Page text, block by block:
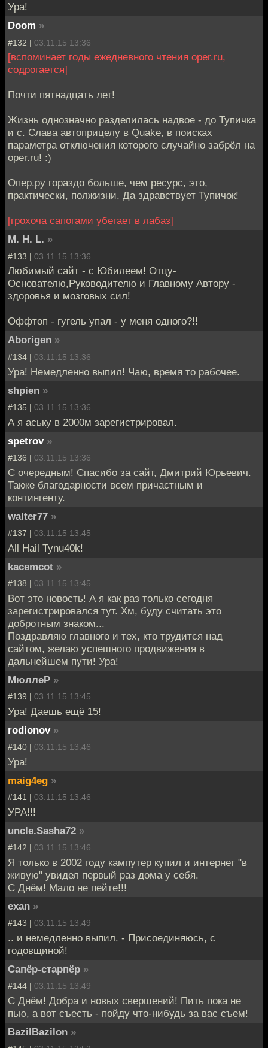
Ура!
Doom »
#132 | 03.11.15 13:36
[вспоминает годы ежедневного чтения oper.ru,
содрогается]
Почти пятнадцать лет!
Жизнь однозначно разделилась надвое - до Тупичка
и с. Слава автоприцелу в Quake, в поисках
параметра отключения которого случайно забрёл на
oper.ru! :)
Опер.ру гораздо больше, чем ресурс, это,
практически, полжизни. Да здравствует Тупичок!
[грохоча сапогами убегает в лабаз]
M. H. L. »
#133 | 03.11.15 13:36
Любимый сайт - с Юбилеем! Отцу-
Основателю,Руководителю и Главному Автору -
здоровья и мозговых сил!
Оффтоп - гугель упал - у меня одного?!!
Aborigen »
#134 | 03.11.15 13:36
Ура! Немедленно выпил! Чаю, время то рабочее.
shpien »
#135 | 03.11.15 13:36
А я аську в 2000м зарегистрировал.
spetrov »
#136 | 03.11.15 13:36
С очередным! Спасибо за сайт, Дмитрий Юрьевич.
Также благодарности всем причастным и
контингенту.
walter77 »
#137 | 03.11.15 13:45
All Hail Tynu40k!
kacemcot »
#138 | 03.11.15 13:45
Вот это новость! А я как раз только сегодня
зарегистрировался тут. Хм, буду считать это
добротным знаком...
Поздравляю главного и тех, кто трудится над
сайтом, желаю успешного продвижения в
дальнейшем пути! Ура!
МюллеР »
#139 | 03.11.15 13:45
Ура! Даешь ещё 15!
rodionov »
#140 | 03.11.15 13:46
Ура!
maig4eg »
#141 | 03.11.15 13:46
УРА!!!
uncle.Sasha72 »
#142 | 03.11.15 13:46
Я только в 2002 году кампутер купил и интернет "в
живую" увидел первый раз дома у себя.
С Днём! Мало не пейте!!!
exan »
#143 | 03.11.15 13:49
.. и немедленно выпил. - Присоединяюсь, с
годовщиной!
Сапёр-старпёр »
#144 | 03.11.15 13:49
С Днём! Добра и новых свершений! Пить пока не
пью, а вот съесть - пойду что-нибудь за вас съем!
BazilBazilon »